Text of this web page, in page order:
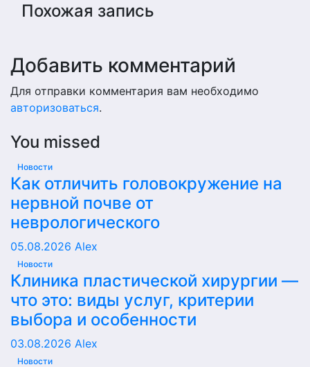
Похожая запись
Добавить комментарий
Для отправки комментария вам необходимо
авторизоваться.
You missed
Новости
Как отличить головокружение на
нервной почве от
неврологического
05.08.2026 Alex
Новости
Клиника пластической хирургии —
что это: виды услуг, критерии
выбора и особенности
03.08.2026 Alex
Новости